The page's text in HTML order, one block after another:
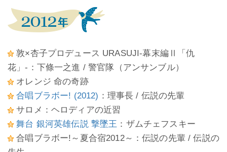
敦×杏子プロデュース URASUJI-幕末編Ⅱ「仇
花」-：下條一之進 / 警官隊（アンサンブル）
オレンジ 命の奇跡
合唱ブラボー! (2012) ：理事長 / 伝説の先輩
サロメ：ヘロディアの近習
舞台 銀河英雄伝説 撃墜王 ：ザムチェフスキー
合唱ブラボー!～夏合宿2012～：伝説の先輩 / 伝説の